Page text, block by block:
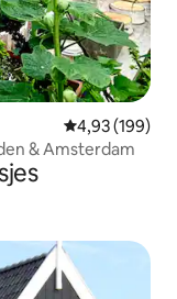
Gemiddelde
4,93 (199)
& Amsterdam